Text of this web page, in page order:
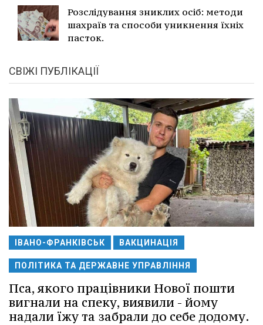
Розслідування зниклих осіб: методи
шахраїв та способи уникнення їхніх
пасток.
СВІЖІ ПУБЛІКАЦІЇ
ІВАНО-ФРАНКІВСЬК ВАКЦИНАЦІЯ
ПОЛІТИКА ТА ДЕРЖАВНЕ УПРАВЛІННЯ
Пса, якого працівники Нової пошти
вигнали на спеку, виявили - йому
надали їжу та забрали до себе додому.